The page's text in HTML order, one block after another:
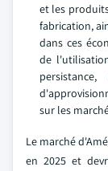
et les
fabrication,
dans ces
de
sur les
Le marché
en 2025 et